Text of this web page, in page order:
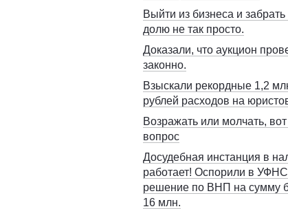
Выйти из бизнеса и
долю не так просто.
Доказали, что аукцион
законно.
Взыскали рекордные 1,2
рублей расходов на
Возражать или молчать,
вопрос
Досудебная инстанция в
работает! Оспорили в УФНС
решение по ВНП на сумму
16 млн.